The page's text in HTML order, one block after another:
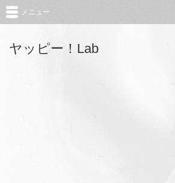
ヤッピー！Lab
メニュー